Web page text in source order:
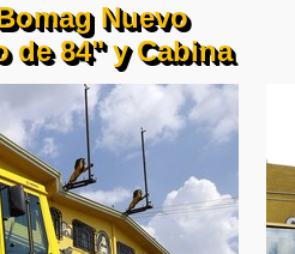
Nuevo
de 84" y Cabina